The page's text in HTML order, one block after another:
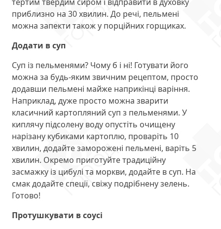
приблизно на 30 хвилин. До речі, пельмені
можна запекти також у порційних горщиках.
Додати в суп
Суп із пельменями? Чому б і ні! Готувати його
можна за будь-яким звичним рецептом, просто
додавши пельмені майже наприкінці варіння.
Наприклад, дуже просто можна зварити
класичний картопляний суп з пельменями. У
киплячу підсолену воду опустіть очищену
нарізану кубиками картоплю, проваріть 10
хвилин, додайте заморожені пельмені, варіть 5
хвилин. Окремо приготуйте традиційну
засмажку із цибулі та моркви, додайте в суп. На
смак додайте спеції, свіжу подрібнену зелень.
Готово!
Протушкувати в соусі